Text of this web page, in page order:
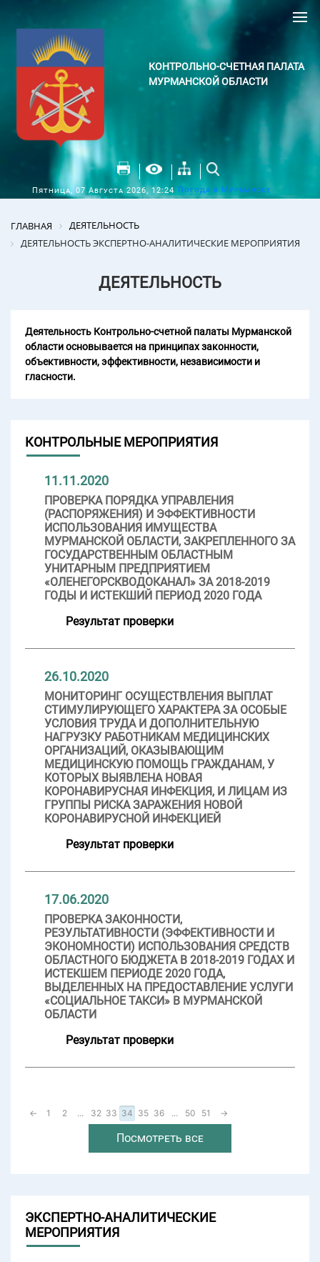
КОНТРОЛЬНО-СЧЕТНАЯ ПАЛАТА
МУРМАНСКОЙ ОБЛАСТИ
Пятница, 07 Августа 2026, 12:24 Погода в Мурманске
ГЛАВНАЯ
ДЕЯТЕЛЬНОСТЬ
ДЕЯТЕЛЬНОСТЬ ЭКСПЕРТНО-АНАЛИТИЧЕСКИЕ МЕРОПРИЯТИЯ
ДЕЯТЕЛЬНОСТЬ
Деятельность Контрольно-счетной палаты Мурманской
области основывается на принципах законности,
объективности, эффективности, независимости и
гласности.
КОНТРОЛЬНЫЕ МЕРОПРИЯТИЯ
11.11.2020
ПРОВЕРКА ПОРЯДКА УПРАВЛЕНИЯ
(РАСПОРЯЖЕНИЯ) И ЭФФЕКТИВНОСТИ
ИСПОЛЬЗОВАНИЯ ИМУЩЕСТВА
МУРМАНСКОЙ ОБЛАСТИ, ЗАКРЕПЛЕННОГО ЗА
ГОСУДАРСТВЕННЫМ ОБЛАСТНЫМ
УНИТАРНЫМ ПРЕДПРИЯТИЕМ
«ОЛЕНЕГОРСКВОДОКАНАЛ» ЗА 2018-2019
ГОДЫ И ИСТЕКШИЙ ПЕРИОД 2020 ГОДА
Результат проверки
26.10.2020
МОНИТОРИНГ ОСУЩЕСТВЛЕНИЯ ВЫПЛАТ
СТИМУЛИРУЮЩЕГО ХАРАКТЕРА ЗА ОСОБЫЕ
УСЛОВИЯ ТРУДА И ДОПОЛНИТЕЛЬНУЮ
НАГРУЗКУ РАБОТНИКАМ МЕДИЦИНСКИХ
ОРГАНИЗАЦИЙ, ОКАЗЫВАЮЩИМ
МЕДИЦИНСКУЮ ПОМОЩЬ ГРАЖДАНАМ, У
КОТОРЫХ ВЫЯВЛЕНА НОВАЯ
КОРОНАВИРУСНАЯ ИНФЕКЦИЯ, И ЛИЦАМ ИЗ
ГРУППЫ РИСКА ЗАРАЖЕНИЯ НОВОЙ
КОРОНАВИРУСНОЙ ИНФЕКЦИЕЙ
Результат проверки
17.06.2020
ПРОВЕРКА ЗАКОННОСТИ,
РЕЗУЛЬТАТИВНОСТИ (ЭФФЕКТИВНОСТИ И
ЭКОНОМНОСТИ) ИСПОЛЬЗОВАНИЯ СРЕДСТВ
ОБЛАСТНОГО БЮДЖЕТА В 2018-2019 ГОДАХ И
ИСТЕКШЕМ ПЕРИОДЕ 2020 ГОДА,
ВЫДЕЛЕННЫХ НА ПРЕДОСТАВЛЕНИЕ УСЛУГИ
«СОЦИАЛЬНОЕ ТАКСИ» В МУРМАНСКОЙ
ОБЛАСТИ
Результат проверки
← 1 2 ... 32 33 34 35 36 ... 50 51 →
Посмотреть все
ЭКСПЕРТНО-АНАЛИТИЧЕСКИЕ
МЕРОПРИЯТИЯ